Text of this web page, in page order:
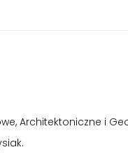
Architektoniczne i